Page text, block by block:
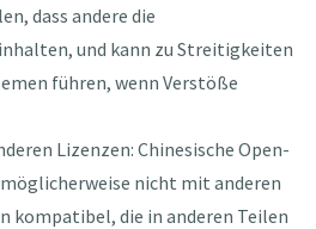
dass andere die
und kann zu Streitigkeiten
führen, wenn Verstöße
Lizenzen: Chinesische Open-
nicht mit anderen
kompatibel, die in anderen Teilen